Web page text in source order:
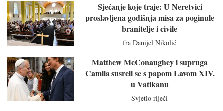
Sjećanje koje traje: U Neretvici
proslavljena godišnja misa za poginule
branitelje i civile
fra Danijel Nikolić
Matthew McConaughey i supruga
Camila susreli se s papom Lavom XIV.
u Vatikanu
Svjetlo riječi